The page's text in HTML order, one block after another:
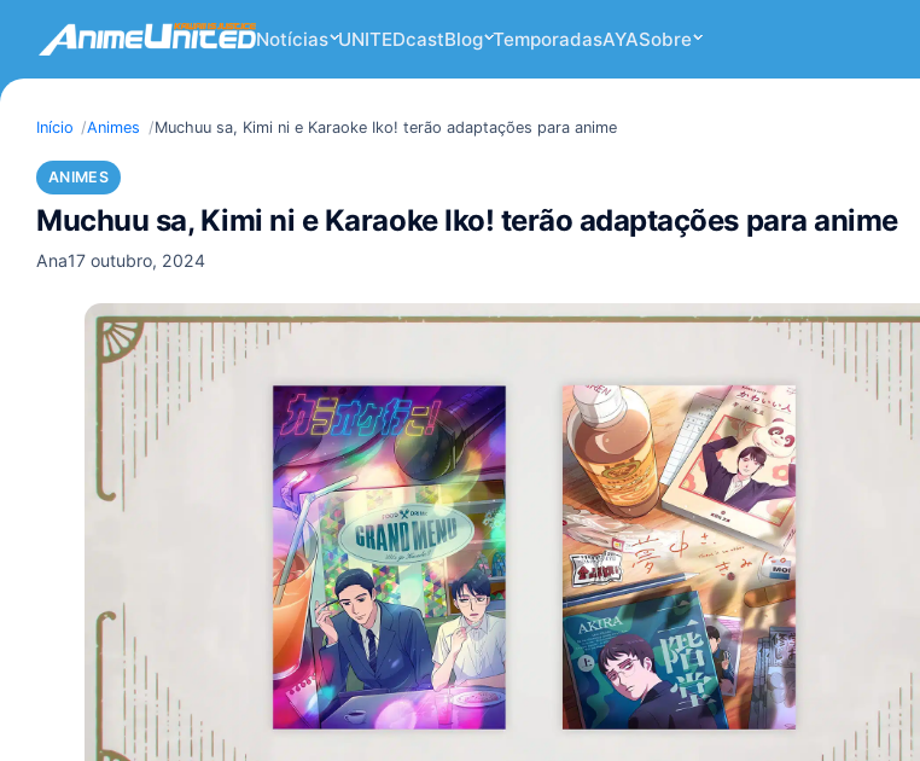
Notícias UNITEDcastBlog TemporadasAYASobre
Início Animes Muchuu sa, Kimi ni e Karaoke Iko! terão adaptações para anime
ANIMES
Muchuu sa, Kimi ni e Karaoke Iko! terão adaptações para anime
Ana17 outubro, 2024